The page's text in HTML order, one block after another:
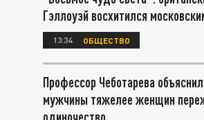
Гэллоуэй восхитился
13:34 ОБЩЕСТВО
Профессор Чеботарева
мужчины тяжелее женщин